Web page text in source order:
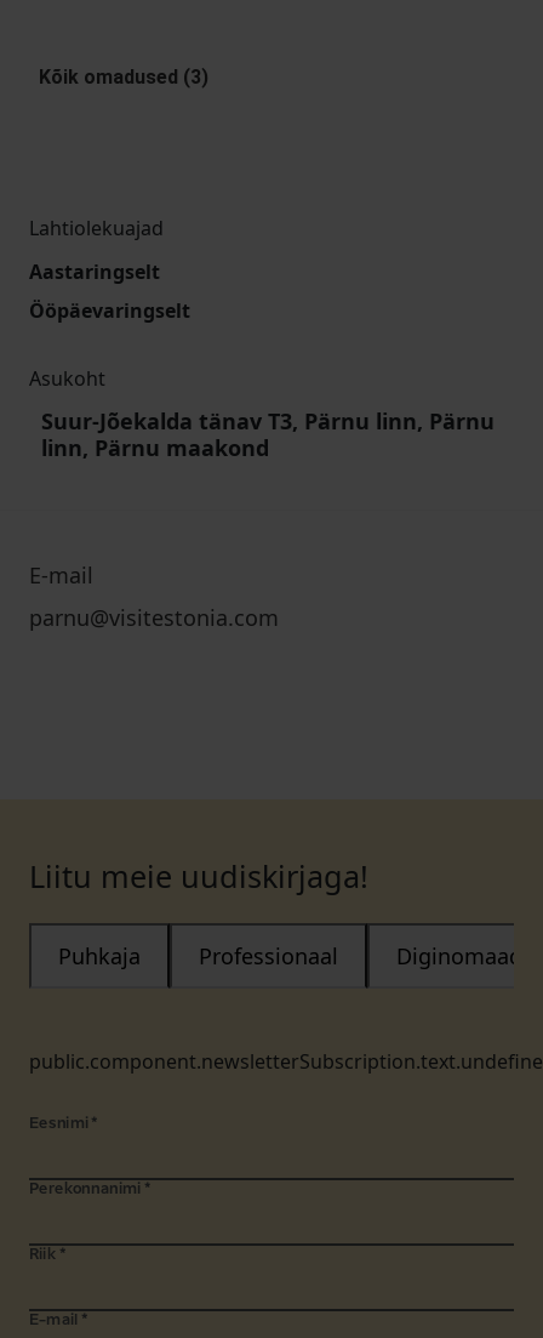
Kõik omadused (3)
Lahtiolekuajad
Aastaringselt
Ööpäevaringselt
Asukoht
Suur-Jõekalda tänav T3, Pärnu linn, Pärnu
linn, Pärnu maakond
E-mail
parnu@visitestonia.com
Liitu meie uudiskirjaga!
Puhkaja Professionaal Diginomaad
Eesnimi *
Perekonnanimi *
Riik *
E-mail *